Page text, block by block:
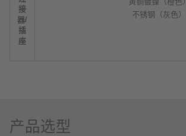
接
器/
插
座
不锈钢（灰色）
产品选型